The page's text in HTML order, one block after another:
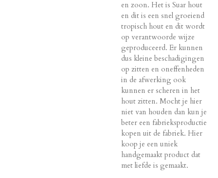
en zoon. Het is Suar hout
en dit is een snel groeiend
tropisch hout en dit wordt
op verantwoorde wijze
geproduceerd. Er kunnen
dus kleine beschadigingen
op zitten en oneffenheden
in de afwerking ook
kunnen er scheren in het
hout zitten. Mocht je hier
niet van houden dan kun je
beter een fabrieksproductie
kopen uit de fabriek. Hier
koop je een uniek
handgemaakt product dat
met liefde is gemaakt.